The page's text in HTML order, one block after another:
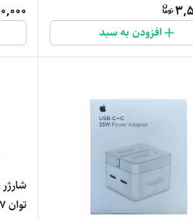
افزودن به سبد
توان ۲۷ وات + کابل تایپ سی به آیفون